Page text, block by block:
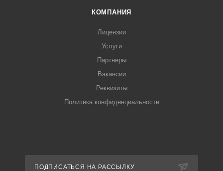
КОМПАНИЯ
Лицензии
Услуги
Партнеры
Вакансии
Реквизиты
Политика конфиденциальности
ПОДПИСАТЬСЯ НА РАССЫЛКУ